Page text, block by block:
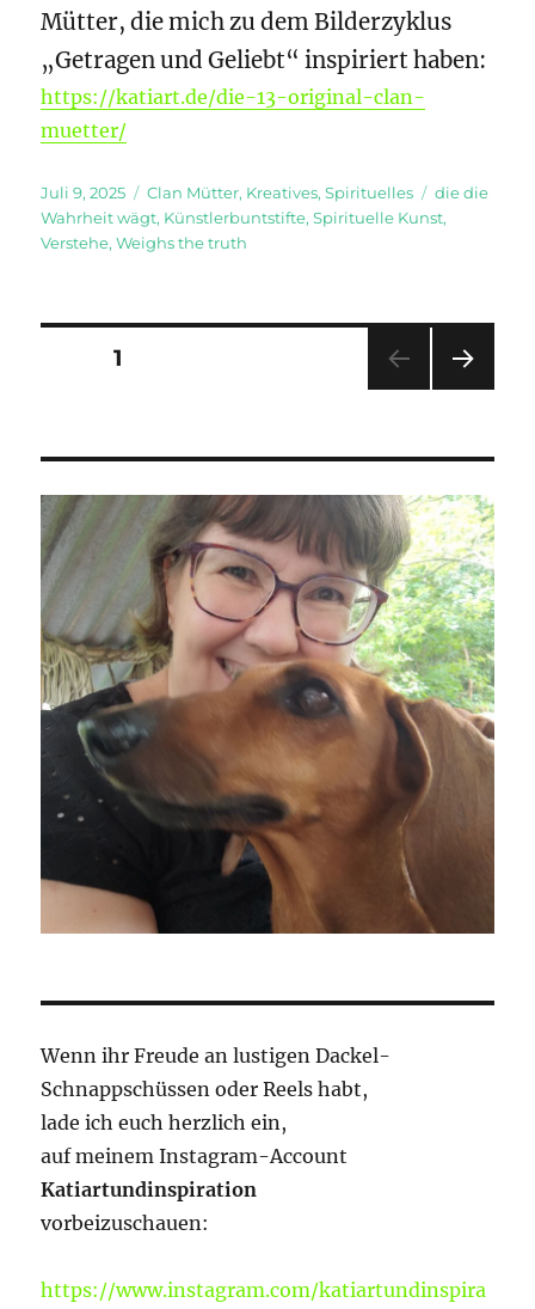
Mütter, die mich zu dem Bilderzyklus
„Getragen und Geliebt“ inspiriert haben:
https://katiart.de/die-13-original-clan-
muetter/
Veröffentlicht
am
Juli 9, 2025 Kategorien
Clan Mütter, Kreatives,Spirituelles
die die
Wahrheit wägt, Künstlerbuntstifte,Spirituelle Kunst,
Verstehe,Weighs the truth
Seitennummerierung
Beiträge
SEITE1
E
Wenn ihr Freude an lustigen Dackel-
Schnappschüssen oder Reels habt,
lade ich euch herzlich ein,
auf meinem Instagram-Account
Katiartundinspiration
vorbeizuschauen:
https://www.instagram.com/katiartundinspira